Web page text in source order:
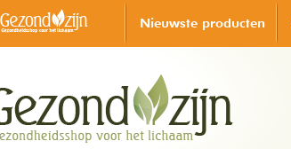
Nieuwste producten